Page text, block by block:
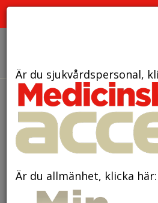
den 22 oktober 2021
ANTIKENS SEX
NATURALES –
DET?
Är du sjukvårdspersonal,
Är du allmänhet, klicka här: